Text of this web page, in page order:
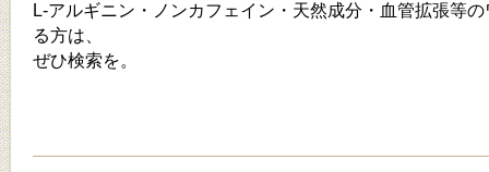
L-アルギニン・ノンカフェイン・天然成分・血管拡張等
る方は、
ぜひ検索を。